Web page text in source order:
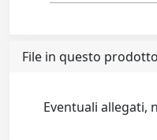
File in questo
Eventuali allegati,